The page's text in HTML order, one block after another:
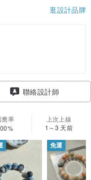
逛設計品牌
聯絡設計師
應率
上次上線
1～3 天前
免運